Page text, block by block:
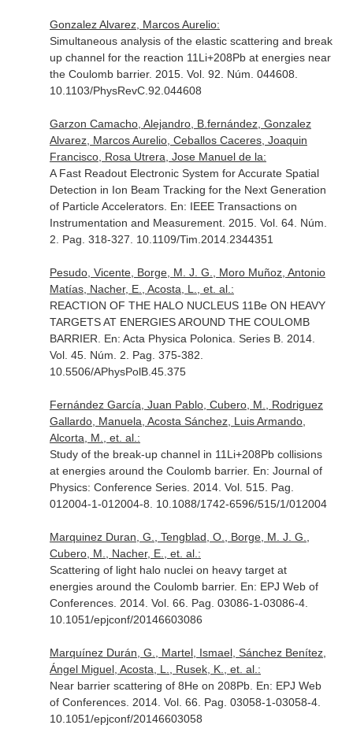
Gonzalez Alvarez, Marcos Aurelio:
Simultaneous analysis of the elastic scattering and break
up channel for the reaction 11Li+208Pb at energies near
the Coulomb barrier. 2015. Vol. 92. Núm. 044608.
10.1103/PhysRevC.92.044608
Garzon Camacho, Alejandro, B.fernández, Gonzalez
Alvarez, Marcos Aurelio, Ceballos Caceres, Joaquin
Francisco, Rosa Utrera, Jose Manuel de la:
A Fast Readout Electronic System for Accurate Spatial
Detection in Ion Beam Tracking for the Next Generation
of Particle Accelerators. En: IEEE Transactions on
Instrumentation and Measurement. 2015. Vol. 64. Núm.
2. Pag. 318-327. 10.1109/Tim.2014.2344351
Pesudo, Vicente, Borge, M. J. G., Moro Muñoz, Antonio
Matías, Nacher, E., Acosta, L., et. al.:
REACTION OF THE HALO NUCLEUS 11Be ON HEAVY
TARGETS AT ENERGIES AROUND THE COULOMB
BARRIER. En: Acta Physica Polonica. Series B. 2014.
Vol. 45. Núm. 2. Pag. 375-382.
10.5506/APhysPolB.45.375
Fernández García, Juan Pablo, Cubero, M., Rodriguez
Gallardo, Manuela, Acosta Sánchez, Luis Armando,
Alcorta, M., et. al.:
Study of the break-up channel in 11Li+208Pb collisions
at energies around the Coulomb barrier. En: Journal of
Physics: Conference Series. 2014. Vol. 515. Pag.
012004-1-012004-8. 10.1088/1742-6596/515/1/012004
Marquinez Duran, G., Tengblad, O., Borge, M. J. G.,
Cubero, M., Nacher, E., et. al.:
Scattering of light halo nuclei on heavy target at
energies around the Coulomb barrier. En: EPJ Web of
Conferences. 2014. Vol. 66. Pag. 03086-1-03086-4.
10.1051/epjconf/20146603086
Marquínez Durán, G., Martel, Ismael, Sánchez Benítez,
Ángel Miguel, Acosta, L., Rusek, K., et. al.:
Near barrier scattering of 8He on 208Pb. En: EPJ Web
of Conferences. 2014. Vol. 66. Pag. 03058-1-03058-4.
10.1051/epjconf/20146603058